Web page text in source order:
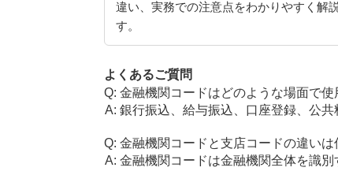
違い、実務での注意点をわかりやすく解
す。
よくあるご質問
金融機関コードはどのような場面で使
銀行振込、給与振込、口座登録、公
金融機関コードと支店コードの違いは
金融機関コードは金融機関全体を識